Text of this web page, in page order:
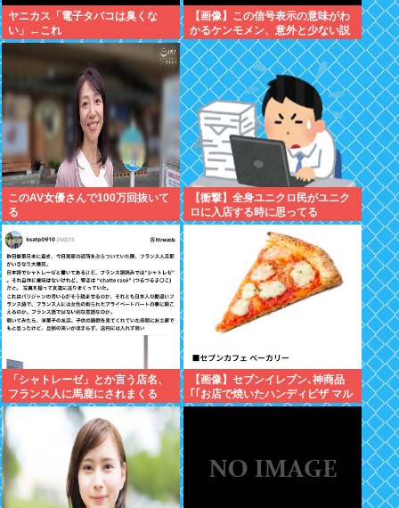
ヤニカス「電子タバコは臭くな
い」←これ
【画像】この信号表示の意味がわ
かるケンモメン、意外と少ない説
このAV女優さんで100万回抜いて
る
【衝撃】全身ユニクロ民がユニク
ロに入店する時に思ってる
事・・・・・
「シャトレーゼ」とか言う店名、
フランス人に馬鹿にされまくる
【画像】セブンイレブン､神商品
｢｢お店で焼いたハンディピザ マル
ゲリータ/照り焼きチキン｣｣を発売